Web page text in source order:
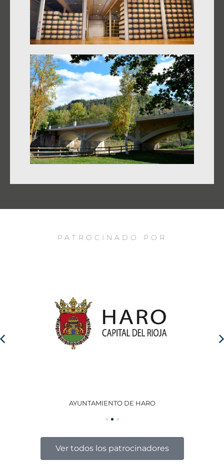
PATROCINADO POR
AYUNTAMIENTO DE HARO
Ver todos los patrocinadores